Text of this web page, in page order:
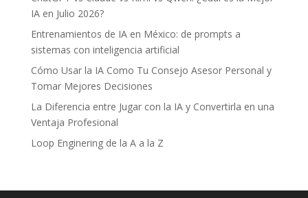
IA en Julio 2026?
Entrenamientos de IA en México: de prompts a
sistemas con inteligencia artificial
Cómo Usar la IA Como Tu Consejo Asesor Personal y
Tomar Mejores Decisiones
La Diferencia entre Jugar con la IA y Convertirla en una
Ventaja Profesional
Loop Enginering de la A a la Z